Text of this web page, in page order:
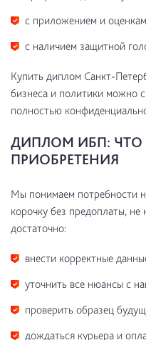
с приложением и
с наличием защитной
Купить диплом Санкт-
бизнеса и политики можно
полностью
ДИПЛОМ ИБП:
ПРИОБРЕТЕНИЯ
Мы понимаем потребности
корочку без предоплаты,
достаточно:
внести корректные
уточнить все нюансы с
проверить образец
дождаться курьера и